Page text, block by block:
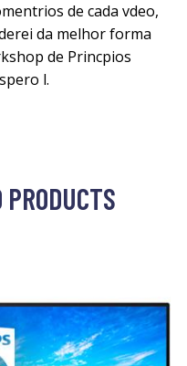
de cada vdeo,
da melhor forma
de Princpios
l.
PRODUCTS